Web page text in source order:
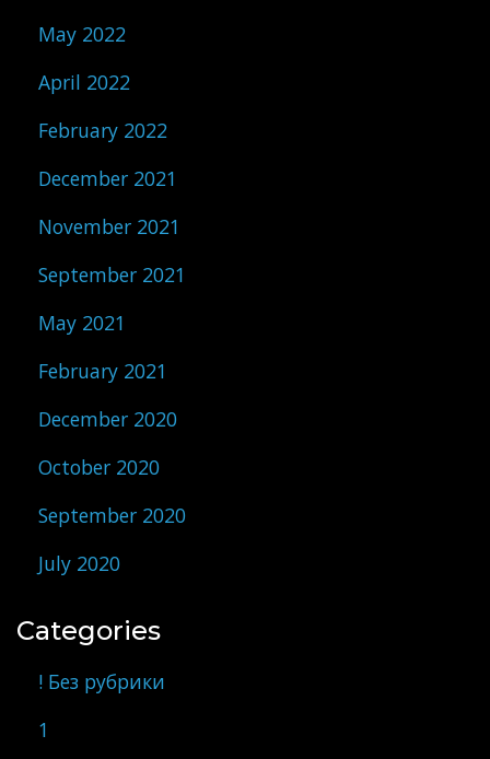
May 2022
April 2022
February 2022
December 2021
November 2021
September 2021
May 2021
February 2021
December 2020
October 2020
September 2020
July 2020
Categories
! Без рубрики
1